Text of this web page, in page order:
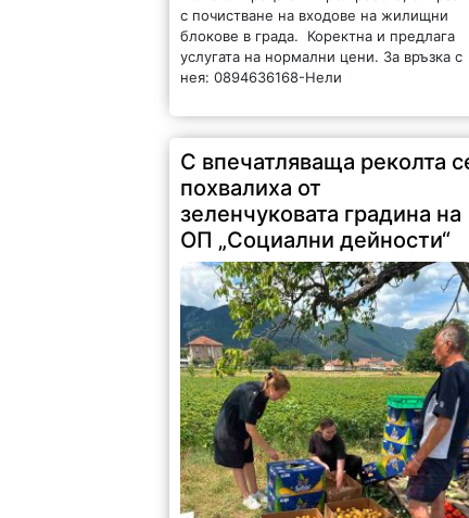
с почистване на входове на жилищни
блокове в града. Коректна и предлага
услугата на нормални цени. За връзка с
нея: 0894636168-Нели
С впечатляваща реколта
похвалиха от
зеленчуковата градина на
ОП „Социални дейности“